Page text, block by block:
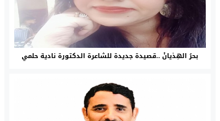
بحرُ الهِذيانْ ..قصيدة جديدة للشاعرة الدكتورة نادية حلمي